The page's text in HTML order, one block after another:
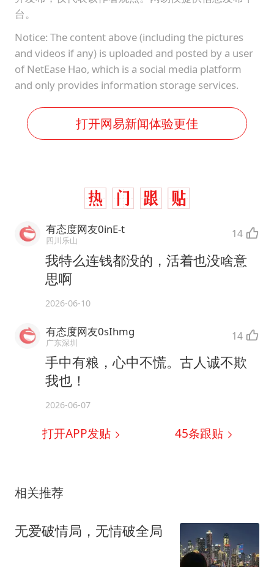
台。
Notice: The content above (including the pictures
and videos if any) is uploaded and posted by a user
of NetEase Hao, which is a social media platform
and only provides information storage services.
打开网易新闻体验更佳
有态度网友0inE-t
四川乐山 14
我特么连钱都没的，活着也没啥意
思啊
2026-06-10
有态度网友0sIhmg
广东深圳 14
手中有粮，心中不慌。古人诚不欺
我也！
2026-06-07
打开APP发贴 45条跟贴
相关推荐
无爱破情局，无情破全局